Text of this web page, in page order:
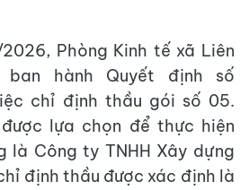
Phòng Kinh tế xã Liên
hành Quyết định số
chỉ định thầu gói số 05.
lựa chọn để thực hiện
là Công ty TNHH Xây dựng
định thầu được xác định là